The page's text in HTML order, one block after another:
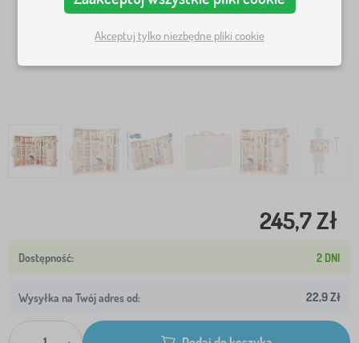
245,7 Zł
2 DNI
Wysyłka na Twój adres od: 22,9 Zł
Akceptuj tylko niezbędne pliki cookie